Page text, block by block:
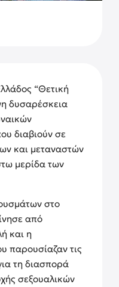
“Θετική
δυσαρέσκεια
διαβιούν σε
και μεταναστών
μερίδα των
στο
από
και η
παρουσίαζαν τις
τη διασπορά
σεξουαλικών